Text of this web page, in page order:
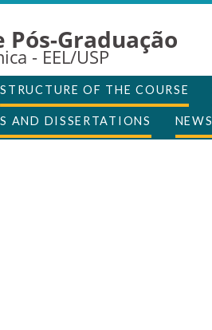
Graduação
- EEL/USP
STRUCTURE OF THE COURSE
AND DISSERTATIONS NEWS